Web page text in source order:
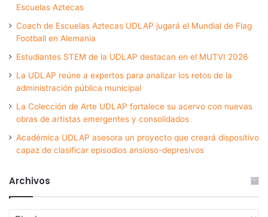
Escuelas Aztecas
Coach de Escuelas Aztecas UDLAP jugará el Mundial de Flag
Football en Alemania
Estudiantes STEM de la UDLAP destacan en el MUTVI 2026
La UDLAP reúne a expertos para analizar los retos de la
administración pública municipal
La Colección de Arte UDLAP fortalece su acervo con nuevas
obras de artistas emergentes y consolidados
Académica UDLAP asesora un proyecto que creará dispositivo
capaz de clasificar episodios ansioso-depresivos
Archivos
Archivos